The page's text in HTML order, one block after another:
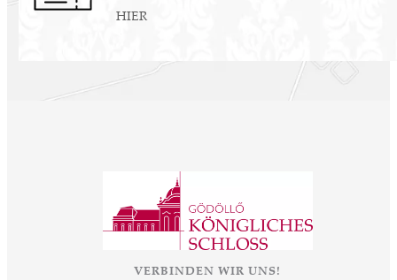
HIER
VERBINDEN WIR UNS!